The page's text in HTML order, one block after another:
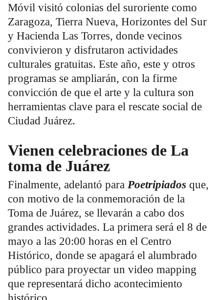
Móvil visitó colonias del suroriente como
Zaragoza, Tierra Nueva, Horizontes del Sur
y Hacienda Las Torres, donde vecinos
convivieron y disfrutaron actividades
culturales gratuitas. Este año, este y otros
programas se ampliarán, con la firme
convicción de que el arte y la cultura son
herramientas clave para el rescate social de
Ciudad Juárez.
Vienen celebraciones de La
toma de Juárez
Finalmente, adelantó para Poetripiados que,
con motivo de la conmemoración de la
Toma de Juárez, se llevarán a cabo dos
grandes actividades. La primera será el 8 de
mayo a las 20:00 horas en el Centro
Histórico, donde se apagará el alumbrado
público para proyectar un video mapping
que representará dicho acontecimiento